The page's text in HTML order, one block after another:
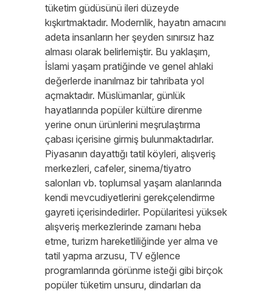
tüketim güdüsünü ileri düzeyde
kışkırtmaktadır. Modernlik, hayatın amacını
adeta insanların her şeyden sınırsız haz
alması olarak belirlemiştir. Bu yaklaşım,
İslami yaşam pratiğinde ve genel ahlaki
değerlerde inanılmaz bir tahribata yol
açmaktadır. Müslümanlar, günlük
hayatlarında popüler kültüre direnme
yerine onun ürünlerini meşrulaştırma
çabası içerisine girmiş bulunmaktadırlar.
Piyasanın dayattığı tatil köyleri, alışveriş
merkezleri, cafeler, sinema/tiyatro
salonları vb. toplumsal yaşam alanlarında
kendi mevcudiyetlerini gerekçelendirme
gayreti içerisindedirler. Popülaritesi yüksek
alışveriş merkezlerinde zamanı heba
etme, turizm hareketliliğinde yer alma ve
tatil yapma arzusu, TV eğlence
programlarında görünme isteği gibi birçok
popüler tüketim unsuru, dindarları da